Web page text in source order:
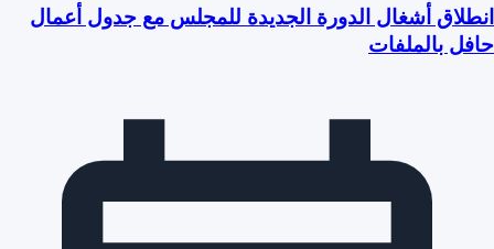
انطلاق أشغال الدورة الجديدة للمجلس مع جدول أعمال
حافل بالملفات